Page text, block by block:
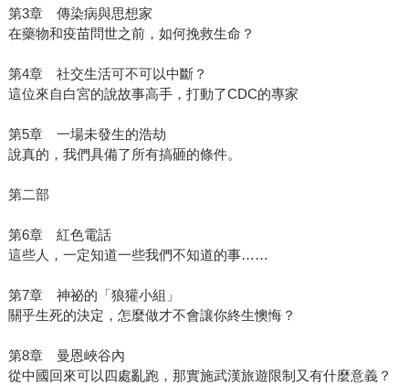
第3章 傳染病與思想家
在藥物和疫苗問世之前，如何挽救生命？
第4章 社交生活可不可以中斷？
這位來自白宮的說故事高手，打動了CDC的專家
第5章 一場未發生的浩劫
說真的，我們具備了所有搞砸的條件。
第二部
第6章 紅色電話
這些人，一定知道一些我們不知道的事……
第7章 神祕的「狼獾小組」
關乎生死的決定，怎麼做才不會讓你終生懊悔？
第8章 曼恩峽谷內
從中國回來可以四處亂跑，那實施武漢旅遊限制又有什麼意義？